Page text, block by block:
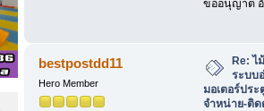
ขออนุญาต
bestpostdd11
Hero Member
Re: ไ
ระบบ
มอเตอร์ประ
จำหน่าย-ติด